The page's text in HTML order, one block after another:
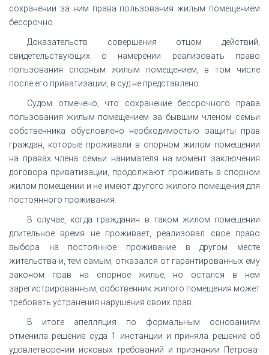
сохранении за ним права пользования жилым помещением
бессрочно.
Доказательств совершения отцом действий,
свидетельствующих о намерении реализовать право
пользования спорным жилым помещением, в том числе
после его приватизации, в суд не представлено.
Судом отмечено, что сохранение бессрочного права
пользования жилым помещением за бывшим членом семьи
собственника обусловлено необходимостью защиты прав
граждан, которые проживали в спорном жилом помещении
на правах члена семьи нанимателя на момент заключения
договора приватизации, продолжают проживать в спорном
жилом помещении и не имеют другого жилого помещения для
постоянного проживания.
В случае, когда гражданин в таком жилом помещении
длительное время не проживает, реализовал свое право
выбора на постоянное проживание в другом месте
жительства и, тем самым, отказался от гарантированных ему
законом прав на спорное жилье, но остался в нем
зарегистрированным, собственник жилого помещения может
требовать устранения нарушения своих прав.
В итоге апелляция по формальным основаниям
отменила решение суда 1 инстанции и приняла решение об
удовлетворении исковых требований и признании Петрова-